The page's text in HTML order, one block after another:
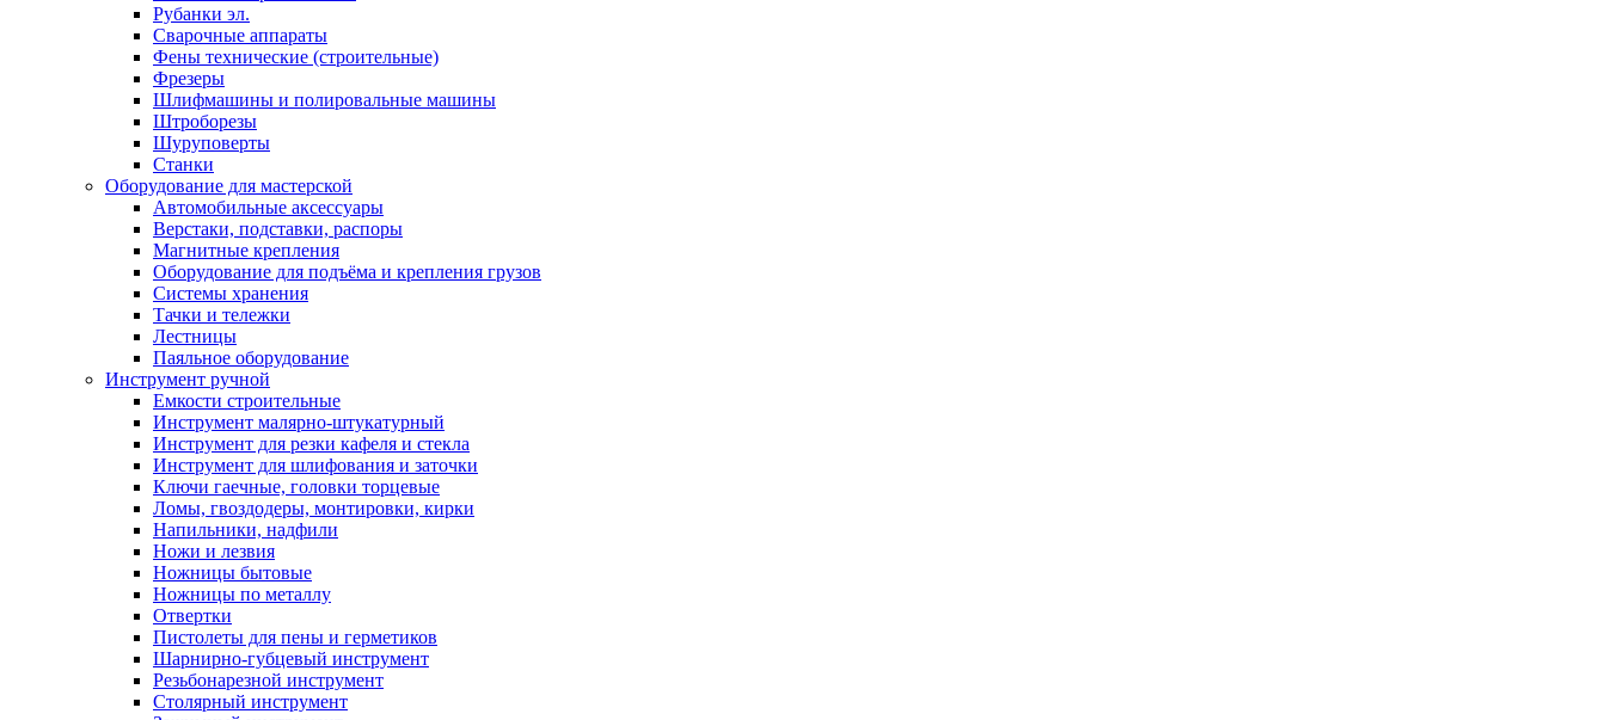
Рубанки эл.
Сварочные аппараты
Фены технические (строительные)
Фрезеры
Шлифмашины и полировальные машины
Штроборезы
Шуруповерты
Станки
Оборудование для мастерской
Автомобильные аксессуары
Верстаки, подставки, распоры
Магнитные крепления
Оборудование для подъёма и крепления грузов
Системы хранения
Тачки и тележки
Лестницы
Паяльное оборудование
Инструмент ручной
Емкости строительные
Инструмент малярно-штукатурный
Инструмент для резки кафеля и стекла
Инструмент для шлифования и заточки
Ключи гаечные, головки торцевые
Ломы, гвоздодеры, монтировки, кирки
Напильники, надфили
Ножи и лезвия
Ножницы бытовые
Ножницы по металлу
Отвертки
Пистолеты для пены и герметиков
Шарнирно-губцевый инструмент
Резьбонарезной инструмент
Столярный инструмент